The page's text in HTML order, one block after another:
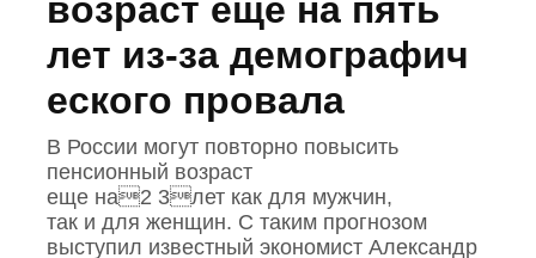
возраст еще на пять
лет из‑за демографич
еского провала
В России могут повторно повысить
пенсионный возраст
еще на2 3лет как для мужчин,
так и для женщин. С таким прогнозом
выступил известный экономист Александр